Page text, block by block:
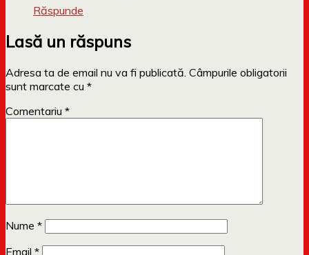
Răspunde
Lasă un răspuns
Adresa ta de email nu va fi publicată. Câmpurile obligatorii
sunt marcate cu *
Comentariu *
Nume *
Email *